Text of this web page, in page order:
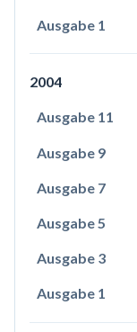
Ausgabe 1
2004
Ausgabe 11
Ausgabe 9
Ausgabe 7
Ausgabe 5
Ausgabe 3
Ausgabe 1